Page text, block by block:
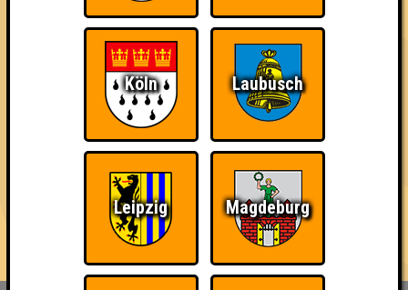
...und wenn du Bock hast, auch mal ein Quiz zu hosten, dann
melde dich einfach bei uns - wir sind immer auf der Suche nach
neuen Quizmaster*innen 🥰
🌐 www.quizlabor.de
🏨 Nepomuk | Zschochersche Str. 57, 04229 Leipzig
📅 (fast) jede Woche
🕢 Einlass: 19:00 Uhr
🕗 Beginn: 19:30 Uhr
⁉ 5 Runden mit verschiedenen Kategorien
Köln Laubusch
Leipzig Magdeburg